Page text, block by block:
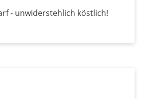
- unwiderstehlich köstlich!